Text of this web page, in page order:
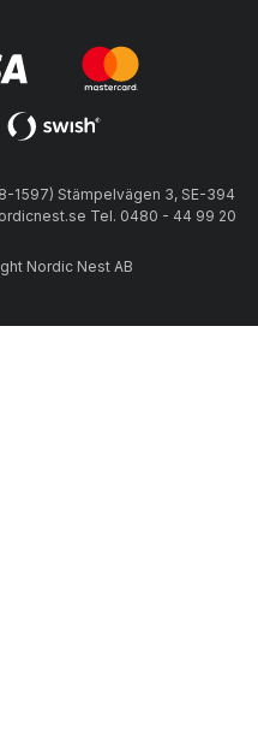
1597) Stämpelvägen 3, SE-394
Tel. 0480 - 44 99 20
Nordic Nest AB